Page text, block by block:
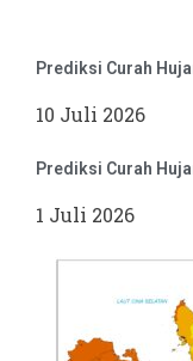
Prediksi Curah
10 Juli 2026
Prediksi Curah
1 Juli 2026